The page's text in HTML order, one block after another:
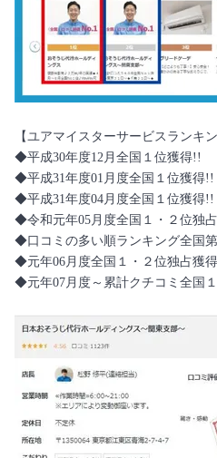
【ユアマイスターサービスランキン
◆平成30年度12月全国１位獲得!!
◆平成31年度01月度全国１位獲得!!
◆平成31年度04月度全国１位獲得!!
◆令和元年05月度全国１・２位独占
◆口コミの多い順ランキング全国第
◆元年06月度全国１・２位独占獲得
◆元年07月度～累計クチコミ全国１